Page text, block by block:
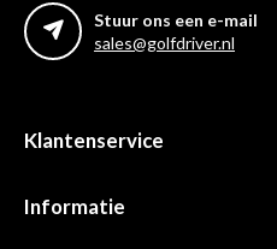
Stuur ons een e-mail
sales@golfdriver.nl
Klantenservice
Informatie